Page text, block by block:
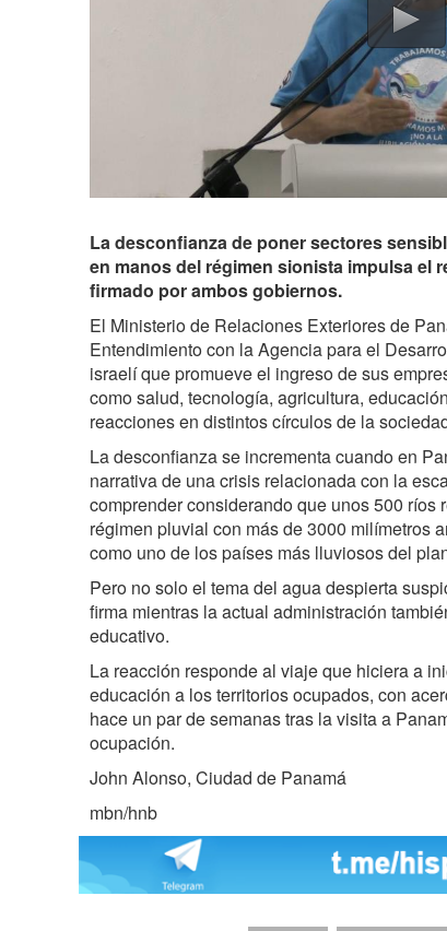
La desconfianza de poner sectores
en manos del régimen sionista impulsa el
firmado por ambos gobiernos.
El Ministerio de Relaciones Exteriores de
Entendimiento con la Agencia para el
israelí que promueve el ingreso de sus
como salud, tecnología, agricultura,
reacciones en distintos círculos de la
La desconfianza se incrementa cuando en
narrativa de una crisis relacionada con la
comprender considerando que unos 500 ríos
régimen pluvial con más de 3000 milímetros
como uno de los países más lluviosos del
Pero no solo el tema del agua despierta
firma mientras la actual administración
educativo.
La reacción responde al viaje que hiciera a
educación a los territorios ocupados, con
hace un par de semanas tras la visita a
ocupación.
John Alonso, Ciudad de Panamá
mbn/hnb